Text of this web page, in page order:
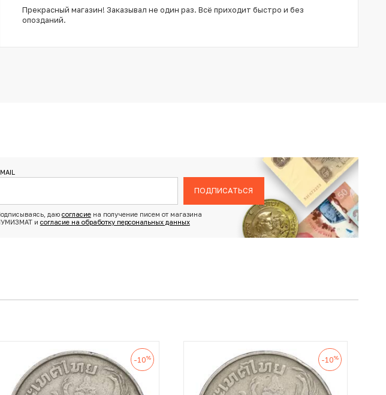
Прекрасный магазин! Заказывал не один раз. Всё приходит быстро и без
опозданий.
ПОДПИСАТЬСЯ
даю согласиена получение писем от магазина
и согласие на обработку персональных данных
-10% -10%